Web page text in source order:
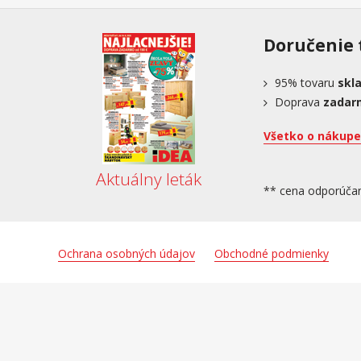
Aktuálny leták
Doručenie
95% tovaru
Doprava
Všetko o nákupe
** cena
Ochrana osobných údajov Obchodné podmienky